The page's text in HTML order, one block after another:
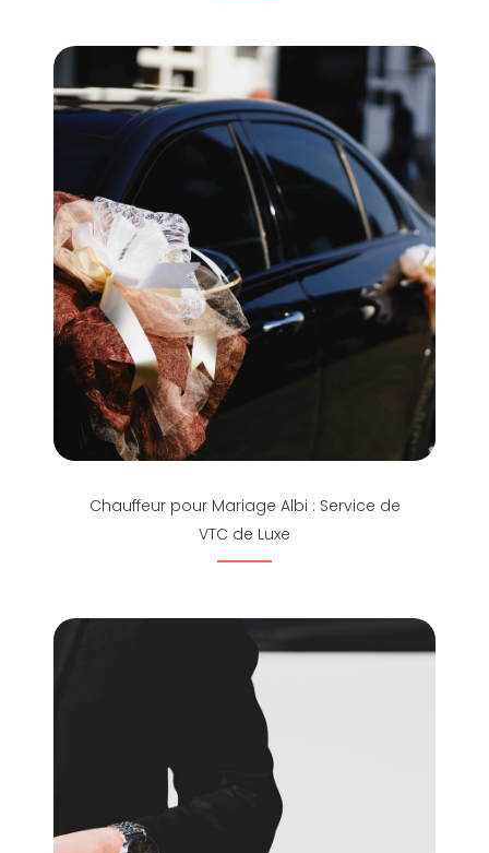
Chauffeur pour Mariage Albi : Service de
VTC de Luxe